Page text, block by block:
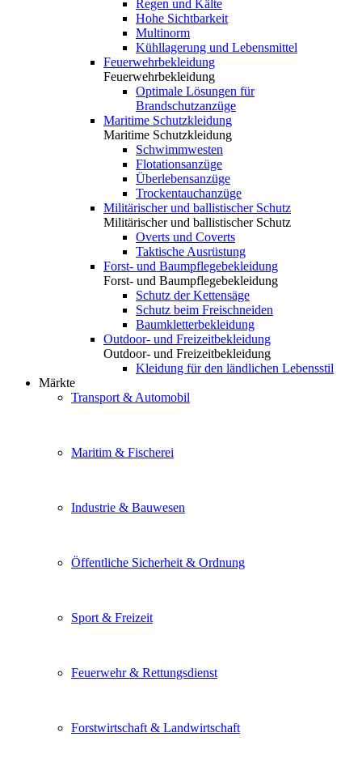
Regen und Kälte
Hohe Sichtbarkeit
Multinorm
Kühllagerung und Lebensmittel
Feuerwehrbekleidung
Feuerwehrbekleidung
Optimale Lösungen für
Brandschutzanzüge
Maritime Schutzkleidung
Maritime Schutzkleidung
Schwimmwesten
Flotationsanzüge
Überlebensanzüge
Trockentauchanzüge
Militärischer und ballistischer Schutz
Militärischer und ballistischer Schutz
Overts und Coverts
Taktische Ausrüstung
Forst- und Baumpflegebekleidung
Forst- und Baumpflegebekleidung
Schutz der Kettensäge
Schutz beim Freischneiden
Baumkletterbekleidung
Outdoor- und Freizeitbekleidung
Outdoor- und Freizeitbekleidung
Kleidung für den ländlichen Lebensstil
Märkte
Transport & Automobil
Maritim & Fischerei
Industrie & Bauwesen
Öffentliche Sicherheit & Ordnung
Sport & Freizeit
Feuerwehr & Rettungsdienst
Forstwirtschaft & Landwirtschaft